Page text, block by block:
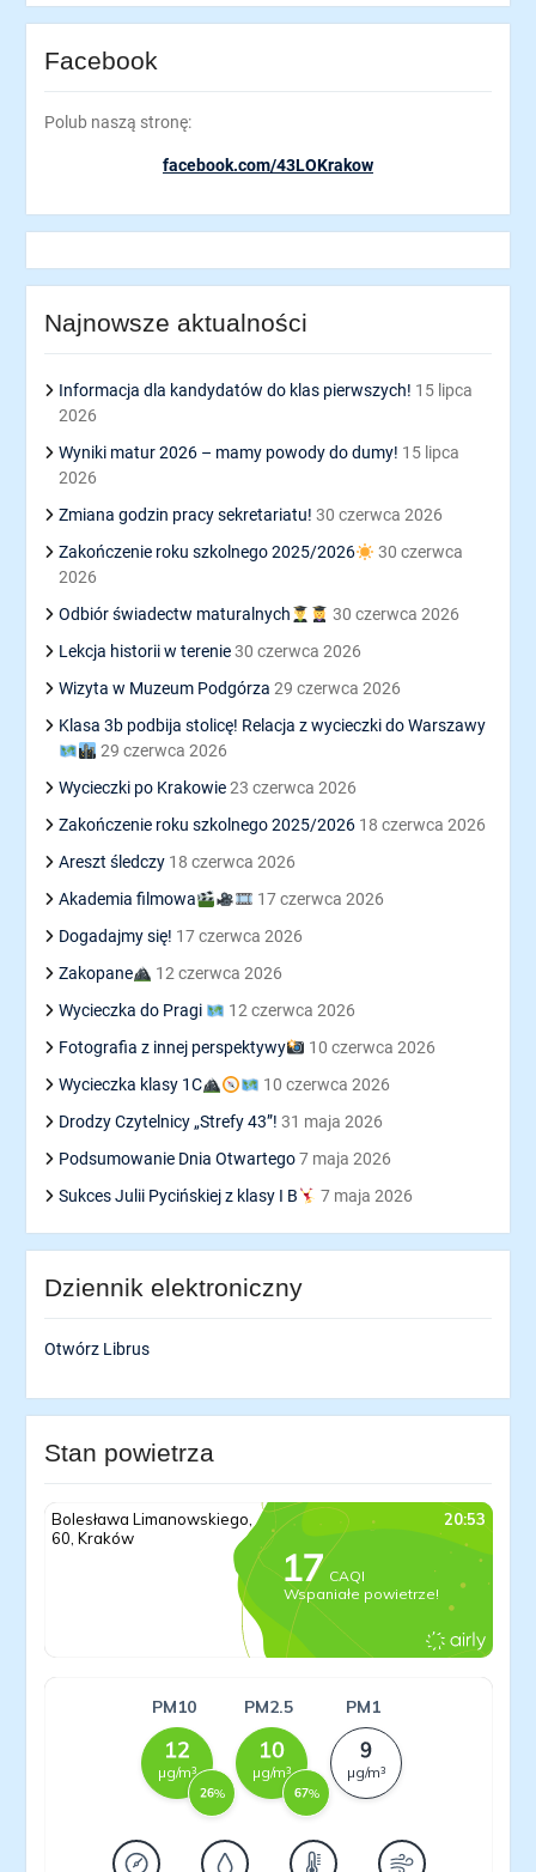
Facebook
Polub naszą stronę:
facebook.com/43LOKrakow
Najnowsze aktualności
Informacja dla kandydatów do klas pierwszych! 15 lipca
2026
Wyniki matur 2026 – mamy powody do dumy! 15 lipca
2026
Zmiana godzin pracy sekretariatu! 30 czerwca 2026
Zakończenie roku szkolnego 2025/2026
30 czerwca
2026
Odbiór świadectw maturalnych
30 czerwca 2026
Lekcja historii w terenie 30 czerwca 2026
Wizyta w Muzeum Podgórza 29 czerwca 2026
Klasa 3b podbija stolicę! Relacja z wycieczki do Warszawy
29 czerwca 2026
Wycieczki po Krakowie 23 czerwca 2026
Zakończenie roku szkolnego 2025/2026 18 czerwca 2026
Areszt śledczy 18 czerwca 2026
Akademia filmowa
17 czerwca 2026
Dogadajmy się! 17 czerwca 2026
Zakopane
12 czerwca 2026
Wycieczka do Pragi
12 czerwca 2026
Fotografia z innej perspektywy
10 czerwca 2026
Wycieczka klasy 1C
10 czerwca 2026
Drodzy Czytelnicy „Strefy 43”! 31 maja 2026
Podsumowanie Dnia Otwartego 7 maja 2026
Sukces Julii Pycińskiej z klasy I B
7 maja 2026
Dziennik elektroniczny
Otwórz Librus
Stan powietrza